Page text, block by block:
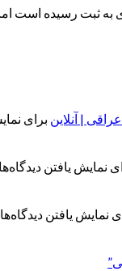
ثبت رسیده است
| آنلاین برای
نمایش یافتن
نمایش یافتن